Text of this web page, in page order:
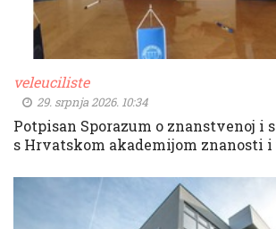
veleuciliste
29. srpnja 2026. 10:34
Potpisan Sporazum o znanstvenoj i
s Hrvatskom akademijom znanosti